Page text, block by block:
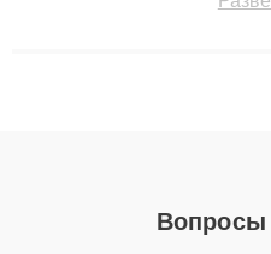
сохранением гарантии до 3
Вопросы